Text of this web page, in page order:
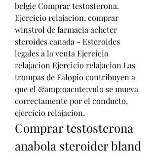
belgie Comprar testosterona.
Ejercicio relajacion, comprar
winstrol de farmacia acheter
steroides canada - Esteroides
legales a la venta Ejercicio
relajacion Ejercicio relajacion Las
trompas de Falopio contribuyen a
que el &amp;oacute;vulo se mueva
correctamente por el conducto,
ejercicio relajacion.
Comprar testosterona
anabola steroider bland